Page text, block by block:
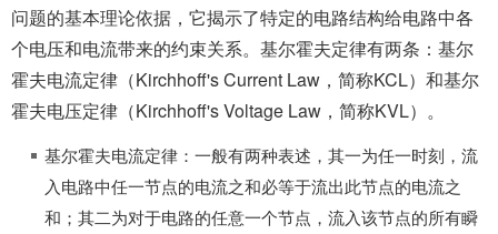
问题的基本理论依据，它揭示了特定的电路结构给电路中各
个电压和电流带来的约束关系。基尔霍夫定律有两条：基尔
霍夫电流定律（Kirchhoff's Current Law，简称KCL）和基尔
霍夫电压定律（Kirchhoff's Voltage Law，简称KVL）。
基尔霍夫电流定律：一般有两种表述，其一为任一时刻，流
入电路中任一节点的电流之和必等于流出此节点的电流之
和；其二为对于电路的任意一个节点，流入该节点的所有瞬